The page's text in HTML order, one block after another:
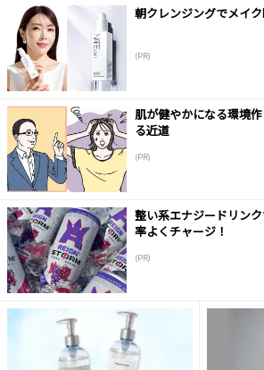
朝クレンジングでメイ
(PR)
肌が健やかになる環境
る近道
(PR)
整い系エナジードリン
率よくチャージ！
(PR)